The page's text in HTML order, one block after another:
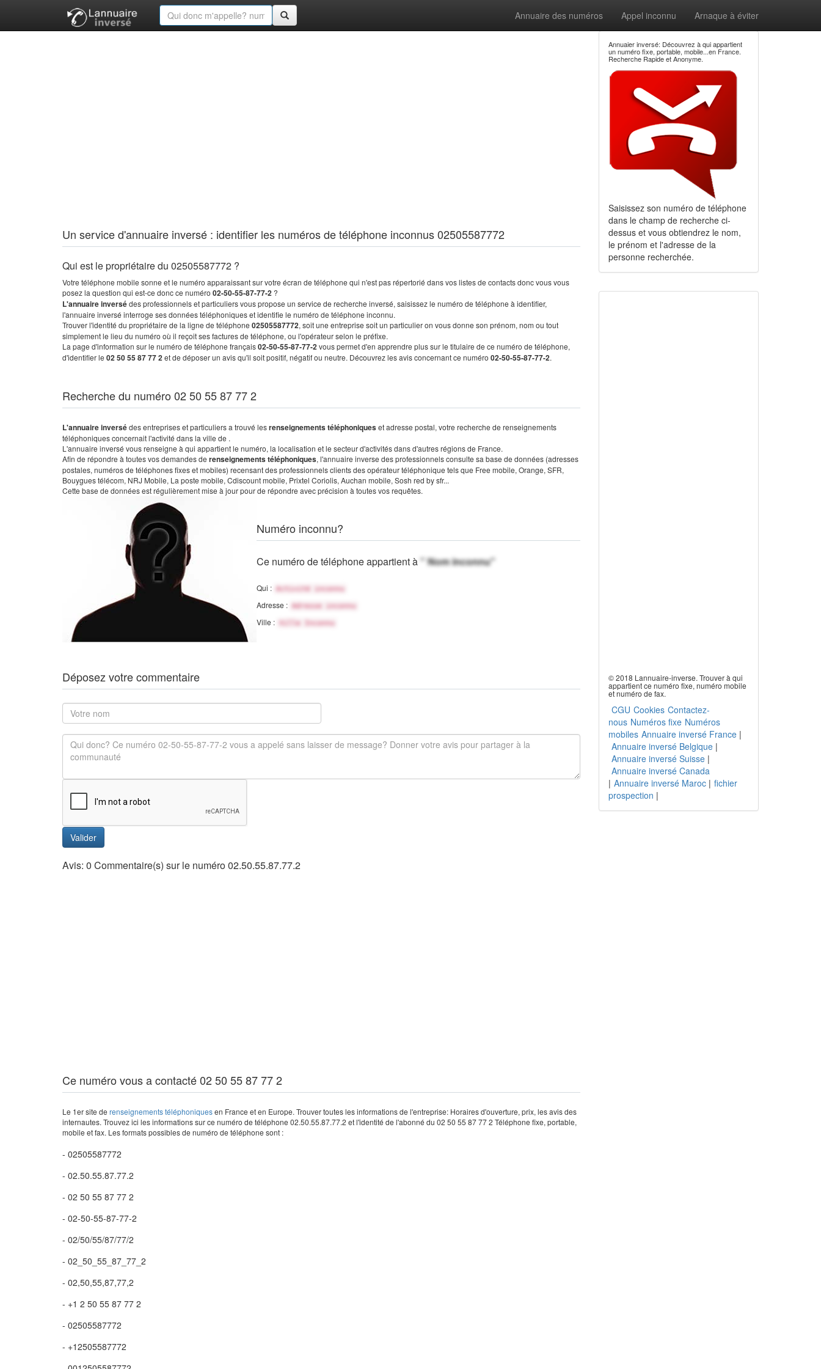
Annuaire des numéros Appel inconnu Arnaque à éviter
Un service d'annuaire inversé : identifier les numéros de téléphone inconnus 02505587772
Qui est le propriétaire du 02505587772 ?
Votre téléphone mobile sonne et le numéro apparaissant sur votre écran de téléphone qui n'est pas répertorié dans vos listes de contacts donc vous vous
posez la question qui est-ce donc ce numéro 02-50-55-87-77-2 ?
L'annuaire inversédes professionnels et particuliers vous propose un service de recherche inversé, saisissez le numéro de téléphone à identifier,
l'annuaire inversé interroge ses données téléphoniques et identifie le numéro de téléphone inconnu.
Trouver l'identité du propriétaire de la ligne de téléphone 02505587772, soit une entreprise soit un particulier on vous donne son prénom, nom ou tout
simplement le lieu du numéro où il reçoit ses factures de téléphone, ou l'opérateur selon le préfixe.
La page d'information sur le numéro de téléphone français02-50-55-87-77-2vous permet d'en apprendre plus sur le titulaire de ce numéro de téléphone,
d'identifier le 02 50 55 87 77 2et de déposer un avis qu'il soit positif, négatif ou neutre. Découvrez les avis concernant ce numéro 02-50-55-87-77-2.
Recherche du numéro 02 50 55 87 77 2
L'annuaire inversédes entreprises et particuliers a trouvé lesrenseignements téléphoniqueset adresse postal, votre recherche de renseignements
téléphoniques concernait l'activité dans la ville de .
L'annuaire inversé vous renseigne à qui appartient le numéro, la localisation et le secteur d'activités dans d'autres régions de France.
Afin de répondre à toutes vos demandes de renseignements téléphoniques, l'annuaire inverse des professionnels consulte sa base de données (adresses
postales, numéros de téléphones fixes et mobiles) recensant des professionnels clients des opérateur téléphonique tels que Free mobile, Orange, SFR,
Bouygues télécom, NRJ Mobile, La poste mobile, Cdiscount mobile, Prixtel Coriolis, Auchan mobile, Sosh red by sfr...
Cette base de données est régulièrement mise à jour pour de répondre avec précision à toutes vos requêtes.
Numéro inconnu?
Ce numéro de téléphone appartient à" Nom inconnu"
Qui : Activité inconnu
Adresse : Adresse inconnu
Ville : Ville Inconnu
Déposez votre commentaire
Valider
Avis: 0 Commentaire(s) sur le numéro 02.50.55.87.77.2
Ce numéro vous a contacté 02 50 55 87 77 2
Le 1er site de renseignements téléphoniquesen France et en Europe. Trouver toutes les informations de l'entreprise: Horaires d'ouverture, prix, les avis des
internautes. Trouvez ici les informations sur ce numéro de téléphone 02.50.55.87.77.2 et l'identité de l'abonné du 02 50 55 87 77 2 Téléphone fixe, portable,
mobile et fax. Les formats possibles de numéro de téléphone sont :
- 02505587772
- 02.50.55.87.77.2
- 02 50 55 87 77 2
- 02-50-55-87-77-2
- 02/50/55/87/77/2
- 02_50_55_87_77_2
- 02,50,55,87,77,2
- +1 2 50 55 87 77 2
- 02505587772
- +12505587772
Annuaier inversé: Découvrez à qui appartient
un numéro fixe, portable, mobile...en France.
Recherche Rapide et Anonyme.
Saisissez son numéro de téléphone
dans le champ de recherche ci-
dessus et vous obtiendrez le nom,
le prénom et l'adresse de la
personne recherchée.
© 2018 Lannuaire-inverse. Trouver à qui
appartient ce numéro fixe, numéro mobile
et numéro de fax.
CGU Cookies Contactez-
nous Numéros fixe Numéros
mobiles Annuaire inversé France|
Annuaire inversé Belgique|
Annuaire inversé Suisse|
Annuaire inversé Canada
| Annuaire inversé Maroc| fichier
prospection |